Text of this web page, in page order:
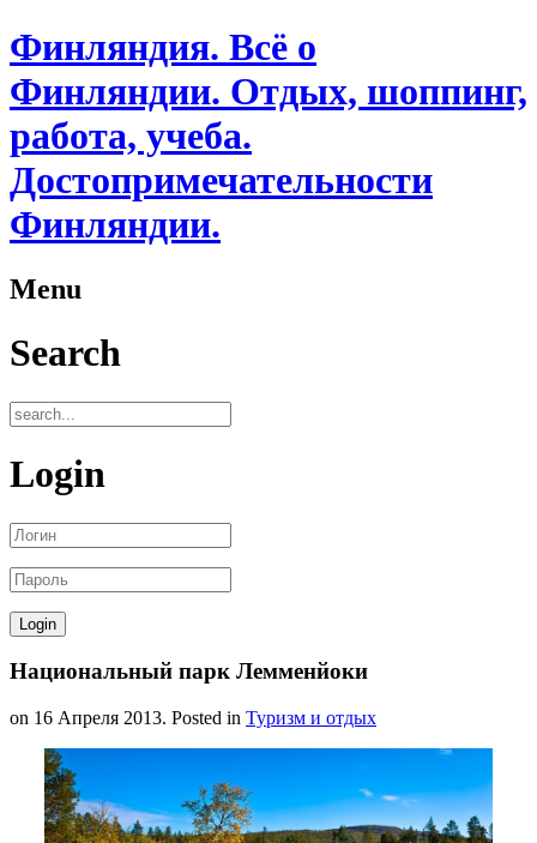
Финляндия. Всё о
Финляндии. Отдых, шоппинг,
работа, учеба.
Достопримечательности
Финляндии.
Menu
Search
Login
Национальный парк Лемменйоки
on 16 Апреля 2013. Posted in Туризм и отдых